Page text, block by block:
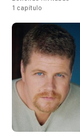
1 capítulo